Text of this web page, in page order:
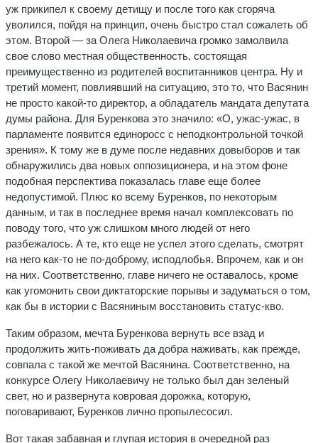
уж прикипел к своему детищу и после того как сгоряча
уволился, пойдя на принцип, очень быстро стал сожалеть об
этом. Второй — за Олега Николаевича громко замолвила
свое слово местная общественность, состоящая
преимущественно из родителей воспитанников центра. Ну и
третий момент, повлиявший на ситуацию, это то, что Васянин
не просто какой-то директор, а обладатель мандата депутата
думы района. Для Буренкова это значило: «О, ужас-ужас, в
парламенте появится единоросс с неподконтрольной точкой
зрения». К тому же в думе после недавних довыборов и так
обнаружились два новых оппозиционера, и на этом фоне
подобная перспектива показалась главе еще более
недопустимой. Плюс ко всему Буренков, по некоторым
данным, и так в последнее время начал комплексовать по
поводу того, что уж слишком много людей от него
разбежалось. А те, кто еще не успел этого сделать, смотрят
на него как-то не по-доброму, исподлобья. Впрочем, как и он
на них. Соответственно, главе ничего не оставалось, кроме
как угомонить свои диктаторские порывы и задуматься о том,
как бы в истории с Васяниным восстановить статус-кво.
Таким образом, мечта Буренкова вернуть все взад и
продолжить жить-поживать да добра наживать, как прежде,
совпала с такой же мечтой Васянина. Соответственно, на
конкурсе Олегу Николаевичу не только был дан зеленый
свет, но и развернута ковровая дорожка, которую,
поговаривают, Буренков лично пропылесосил.
Вот такая забавная и глупая история в очередной раз